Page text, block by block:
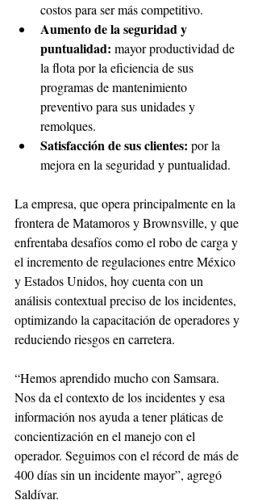
costos para ser más competitivo.
Aumento de la seguridad y
puntualidad: mayor productividad de
la flota por la eficiencia de sus
programas de mantenimiento
preventivo para sus unidades y
remolques.
Satisfacción de sus clientes: por la
mejora en la seguridad y puntualidad.
La empresa, que opera principalmente en la
frontera de Matamoros y Brownsville, y que
enfrentaba desafíos como el robo de carga y
el incremento de regulaciones entre México
y Estados Unidos, hoy cuenta con un
análisis contextual preciso de los incidentes,
optimizando la capacitación de operadores y
reduciendo riesgos en carretera.
“Hemos aprendido mucho con Samsara.
Nos da el contexto de los incidentes y esa
información nos ayuda a tener pláticas de
concientización en el manejo con el
operador. Seguimos con el récord de más de
400 días sin un incidente mayor”, agregó
Saldívar.